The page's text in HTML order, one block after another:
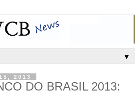
▼
2013
DO BRASIL 2013: